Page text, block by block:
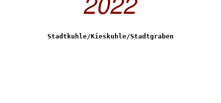
Stadtkuhle/Kieskuhle/Stadtgraben